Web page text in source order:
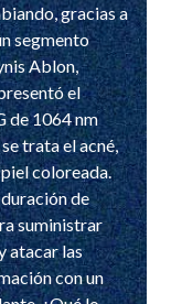
gracias a
segmento
Ablon,
el
de 1064 nm
trata el acné,
coloreada.
de
suministrar
atacar las
con un